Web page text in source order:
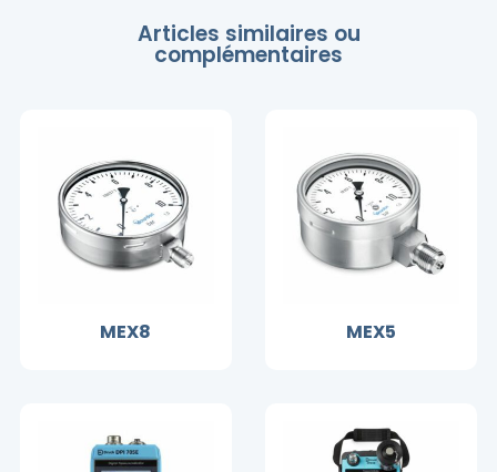
Articles similaires ou
complémentaires
MEX8 MEX5